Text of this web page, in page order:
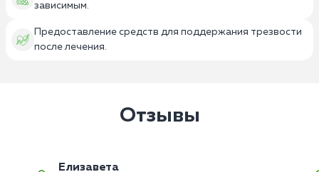
зависимым.
Предоставление средств для поддержания трезвости
после лечения.
Отзывы
Елизавета